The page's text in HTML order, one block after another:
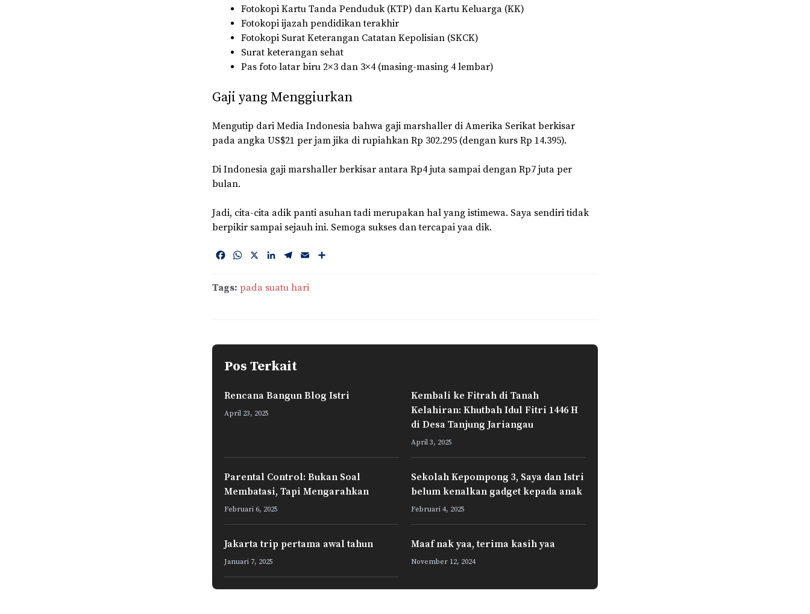
Fotokopi Kartu Tanda Penduduk (KTP) dan Kartu Keluarga (KK)
Fotokopi ijazah pendidikan terakhir
Fotokopi Surat Keterangan Catatan Kepolisian (SKCK)
Surat keterangan sehat
Pas foto latar biru 2×3 dan 3×4 (masing-masing 4 lembar)
Gaji yang Menggiurkan
Mengutip dari Media Indonesia bahwa gaji marshaller di Amerika Serikat berkisar
pada angka US$21 per jam jika di rupiahkan Rp 302.295 (dengan kurs Rp 14.395).
Di Indonesia gaji marshaller berkisar antara Rp4 juta sampai dengan Rp7 juta per
bulan.
Jadi, cita-cita adik panti asuhan tadi merupakan hal yang istimewa. Saya sendiri tidak
berpikir sampai sejauh ini. Semoga sukses dan tercapai yaa dik.
e
W
t
k
e
Tags: pada suatu hari
Pos Terkait
Rencana Bangun Blog Istri
April 23, 2025
Kembali ke Fitrah di Tanah
Kelahiran: Khutbah Idul Fitri 1446 H
di Desa Tanjung Jariangau
April 3, 2025
Parental Control: Bukan Soal
Membatasi, Tapi Mengarahkan
Februari 6, 2025
Sekolah Kepompong 3, Saya dan Istri
belum kenalkan gadget kepada anak
Februari 4, 2025
Jakarta trip pertama awal tahun
Januari 7, 2025
Maaf nak yaa, terima kasih yaa
November 12, 2024